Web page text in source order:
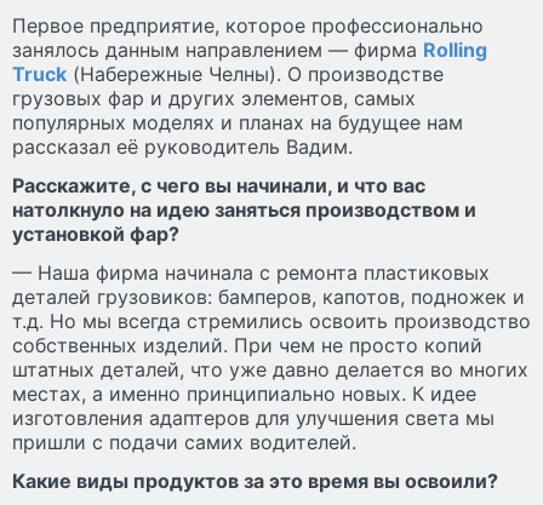
Первое предприятие, которое профессионально
занялось данным направлением — фирма Rolling
Truck (Набережные Челны). О производстве
грузовых фар и других элементов, самых
популярных моделях и планах на будущее нам
рассказал её руководитель Вадим.
Расскажите, с чего вы начинали, и что вас
натолкнуло на идею заняться производством и
установкой фар?
— Наша фирма начинала с ремонта пластиковых
деталей грузовиков: бамперов, капотов, подножек и
т.д. Но мы всегда стремились освоить производство
собственных изделий. При чем не просто копий
штатных деталей, что уже давно делается во многих
местах, а именно принципиально новых. К идее
изготовления адаптеров для улучшения света мы
пришли с подачи самих водителей.
Какие виды продуктов за это время вы освоили?